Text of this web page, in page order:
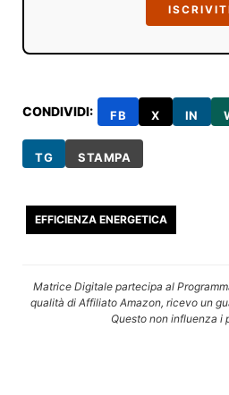
CONDIVIDI: FB X IN
TG STAMPA
EFFICIENZA ENERGETICA
Matrice Digitale partecipa al
qualità di Affiliato Amazon, ricevo un
Questo non influenza i